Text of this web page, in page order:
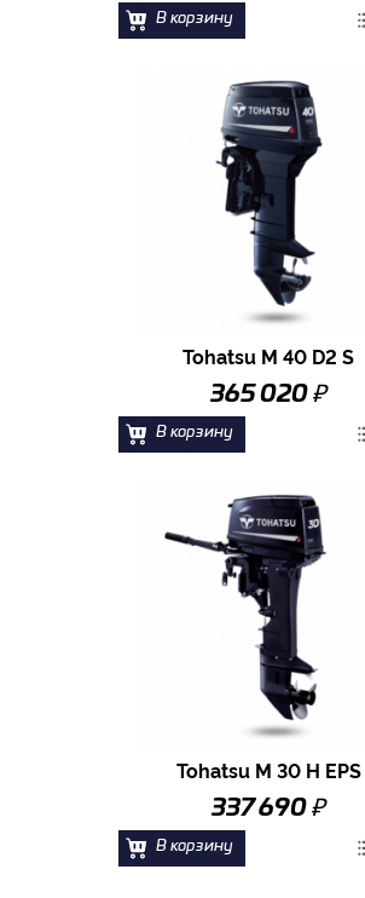
В корзину
Tohatsu M 40 D2 S
365 020 ₽
В корзину
Tohatsu M 30 H EPS
337 690 ₽
В корзину